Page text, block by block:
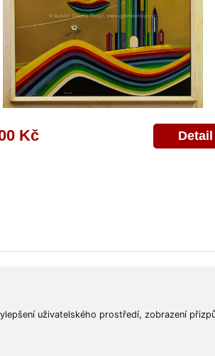
uživatelského prostředí, zobrazení
Kč Detail